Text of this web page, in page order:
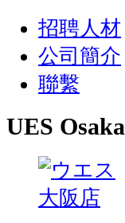
招聘人材
公司簡介
聯繫
UES Osaka